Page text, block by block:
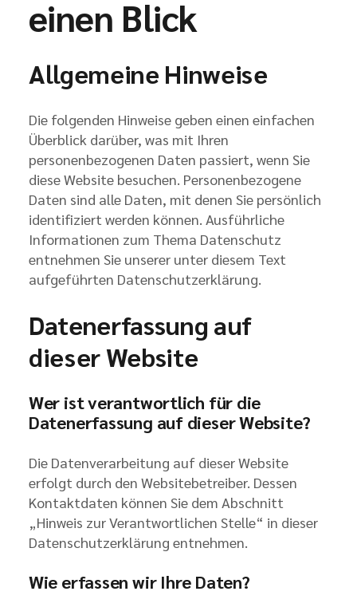
einen Blick
Allgemeine Hinweise
Die folgenden Hinweise geben einen einfachen
Überblick darüber, was mit Ihren
personenbezogenen Daten passiert, wenn Sie
diese Website besuchen. Personenbezogene
Daten sind alle Daten, mit denen Sie persönlich
identifiziert werden können. Ausführliche
Informationen zum Thema Datenschutz
entnehmen Sie unserer unter diesem Text
aufgeführten Datenschutzerklärung.
Datenerfassung auf
dieser Website
Wer ist verantwortlich für die
Datenerfassung auf dieser Website?
Die Datenverarbeitung auf dieser Website
erfolgt durch den Websitebetreiber. Dessen
Kontaktdaten können Sie dem Abschnitt
„Hinweis zur Verantwortlichen Stelle“ in dieser
Datenschutzerklärung entnehmen.
Wie erfassen wir Ihre Daten?